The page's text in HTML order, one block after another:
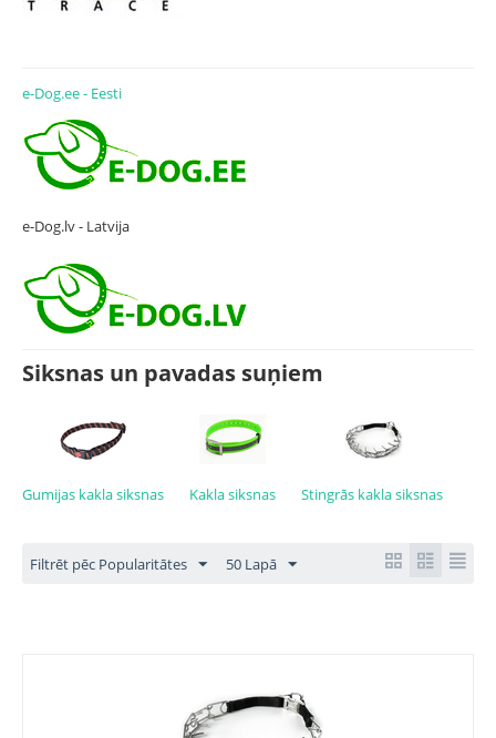
e-Dog.ee - Eesti
e-Dog.lv - Latvija
Siksnas un pavadas suņiem
Gumijas kakla siksnas Kakla siksnas Stingrās kakla siksnas
Filtrēt pēc Popularitātes 50 Lapā